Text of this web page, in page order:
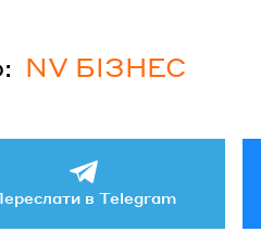
NV БІЗНЕС
в Telegram